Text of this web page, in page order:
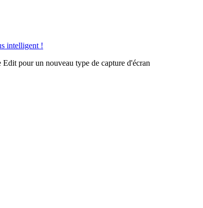
intelligent !
pour un nouveau type de capture d'écran